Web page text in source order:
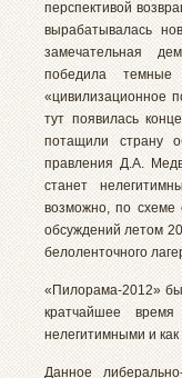
перспективой
вырабатывалась
замечательная
победила
«цивилизационное
тут появилась
потащили страну
правления Д.А.
станет
возможно, по схеме
обсуждений летом
белоленточного
«Пилорама-2012»
кратчайшее
нелегитимными и
Данное